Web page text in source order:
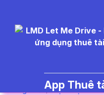
App Thuê
Trang chủ
Dịch vụ